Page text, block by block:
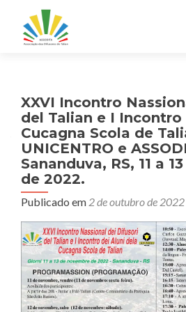
XXVI Incontro
del Talian e I
Cucagna Scola de
UNICENTRO e
Sananduva, RS, 11 a
de 2022.
Publicado em 2 de outubro de 2022